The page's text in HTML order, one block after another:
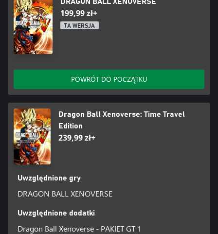
DRAGON BALL XENOVERSE
199,99 zł+
TA WERSJA
POWRÓT DO POCZĄTKU
Dragon Ball Xenoverse: Time Travel
Edition
239,99 zł+
Uwzględnione gry
DRAGON BALL XENOVERSE
Uwzględnione dodatki
Dragon Ball Xenoverse - PAKIET GT 1